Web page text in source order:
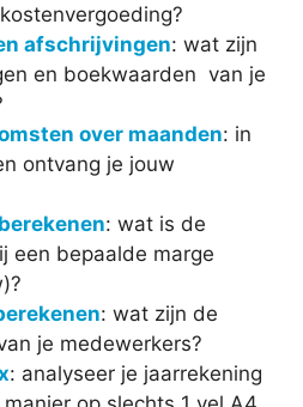
afschrijvingen: wat zijn
en boekwaarden van je
over maanden: in
ontvang je jouw
: wat is de
een bepaalde marge
: wat zijn de
je medewerkers?
: analyseer je jaarrekening